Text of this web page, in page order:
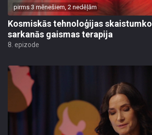
pirms 3 mēnešiem, 2 nedēļām
Kosmiskās tehnoloģijas
sarkanās gaismas terapija
8. epizode